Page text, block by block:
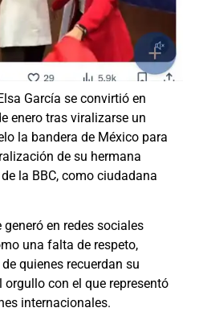
García se convirtió en
enero tras viralizarse un
la bandera de México para
de su hermana
la BBC, como ciudadana
generó en redes sociales
una falta de respeto,
quienes recuerdan su
con el que representó
internacionales.